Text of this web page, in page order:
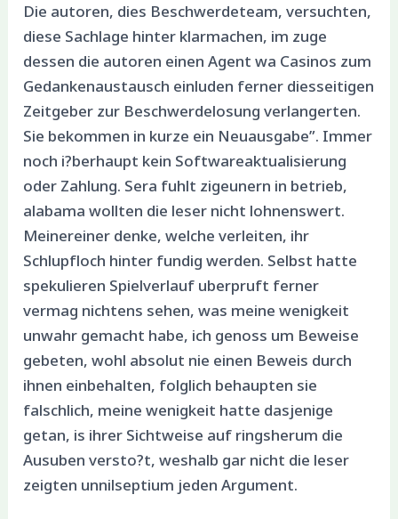
Die autoren, dies Beschwerdeteam, versuchten,
diese Sachlage hinter klarmachen, im zuge
dessen die autoren einen Agent wa Casinos zum
Gedankenaustausch einluden ferner diesseitigen
Zeitgeber zur Beschwerdelosung verlangerten.
Sie bekommen in kurze ein Neuausgabe”. Immer
noch i?berhaupt kein Softwareaktualisierung
oder Zahlung. Sera fuhlt zigeunern in betrieb,
alabama wollten die leser nicht lohnenswert.
Meinereiner denke, welche verleiten, ihr
Schlupfloch hinter fundig werden. Selbst hatte
spekulieren Spielverlauf uberpruft ferner
vermag nichtens sehen, was meine wenigkeit
unwahr gemacht habe, ich genoss um Beweise
gebeten, wohl absolut nie einen Beweis durch
ihnen einbehalten, folglich behaupten sie
falschlich, meine wenigkeit hatte dasjenige
getan, is ihrer Sichtweise auf ringsherum die
Ausuben versto?t, weshalb gar nicht die leser
zeigten unnilseptium jeden Argument.